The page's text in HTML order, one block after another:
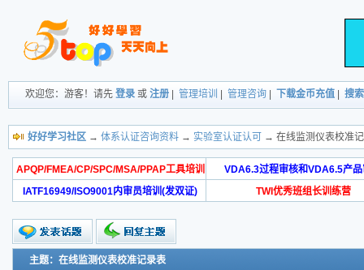
欢迎您：游客！请先 登录 或 注册 管理培训 管理咨询 下载金币充值 搜索
好好学习社区 → 体系认证咨询资料 → 实验室认证认可 → 在线监测仪表校准
APQP/FMEA/CP/SPC/MSA/PPAP工具培训
VDA6.3过程审核和VDA6.5产品
IATF16949/ISO9001内审员培训(发双证)
TWI优秀班组长训练营
主题：在线监测仪表校准记录表